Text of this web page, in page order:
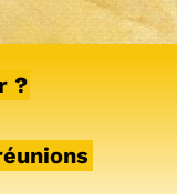
?